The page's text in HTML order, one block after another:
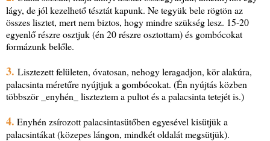
lágy, de jól kezelhető tésztát kapunk. Ne tegyük bele rögtön az
összes lisztet, mert nem biztos, hogy mindre szükség lesz. 15-20
egyenlő részre osztjuk (én 20 részre osztottam) és gombócokat
formázunk belőle.
3. Lisztezett felületen, óvatosan, nehogy leragadjon, kör alakúra,
palacsinta méretűre nyújtjuk a gombócokat. (Én nyújtás közben
többször _enyhén_ liszteztem a pultot és a palacsinta tetejét is.)
4. Enyhén zsírozott palacsintasütőben egyesével kisütjük a
palacsintákat (közepes lángon, mindkét oldalát megsütjük).